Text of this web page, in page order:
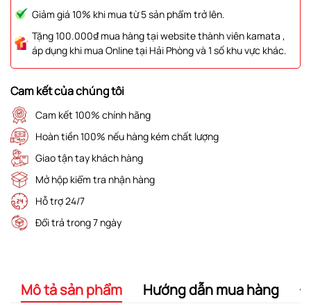
Giảm giá 10% khi mua từ 5 sản phẩm trở lên.
Tặng 100.000₫ mua hàng tại website thành viên kamata ,
áp dụng khi mua Online tại Hải Phòng và 1 số khu vực khác.
Cam kết của chúng tôi
Cam kết 100% chính hãng
Hoàn tiền 100% nếu hàng kém chất lượng
Giao tận tay khách hàng
Mở hộp kiểm tra nhận hàng
Hỗ trợ 24/7
Đổi trả trong 7 ngày
Mô tả sản phẩm Hướng dẫn mua hàng